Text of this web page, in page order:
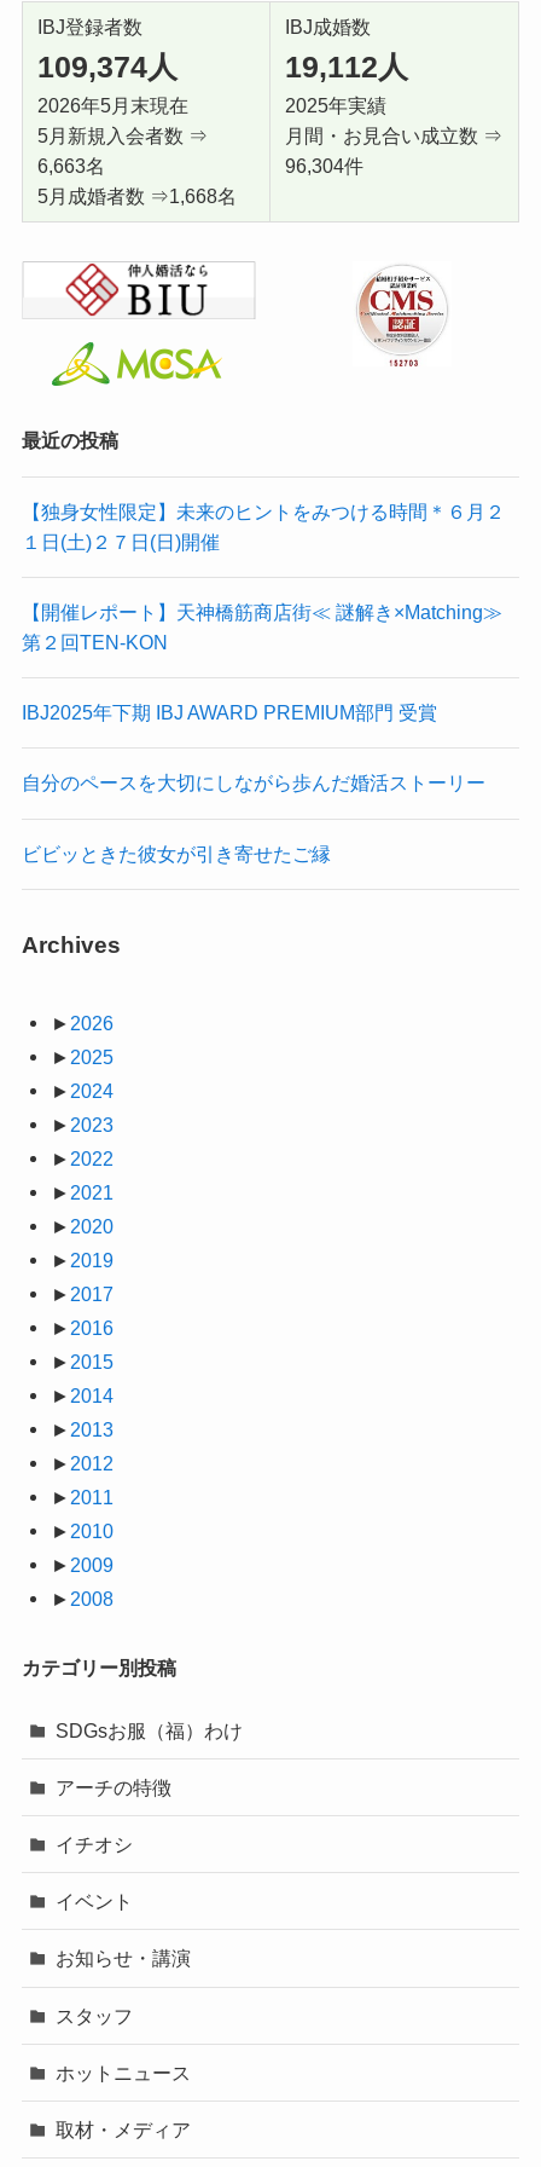
IBJ登録者数
109,374人
2026年5月末現在
5月新規入会者数 ⇒
6,663名
5月成婚者数 ⇒1,668名
IBJ成婚数
19,112人
2025年実績
月間・お見合い成立数 ⇒
96,304件
最近の投稿
【独身女性限定】未来のヒントをみつける時間＊６月２
１日(土)２７日(日)開催
【開催レポート】天神橋筋商店街≪ 謎解き×Matching≫
第２回TEN-KON
IBJ2025年下期 IBJ AWARD PREMIUM部門 受賞
自分のペースを大切にしながら歩んだ婚活ストーリー
ビビッときた彼女が引き寄せたご縁
Archives
► 2026
► 2025
► 2024
► 2023
► 2022
► 2021
► 2020
► 2019
► 2017
► 2016
► 2015
► 2014
► 2013
► 2012
► 2011
► 2010
► 2009
► 2008
カテゴリー別投稿
SDGsお服（福）わけ
アーチの特徴
イチオシ
イベント
お知らせ・講演
スタッフ
ホットニュース
取材・メディア